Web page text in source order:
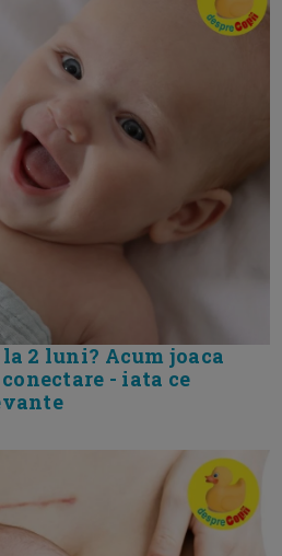
la 2 luni? Acum joaca
- iata ce